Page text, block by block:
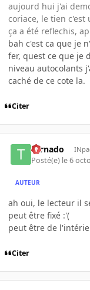
aujourd hui j'ai
coriace, le tien
ça a été reflechis,
bah c'est ca que je
fer, quest ce que je
niveau autocolants
caché de ce cote la.
Citer
tornado
Posté(e) le 6
AUTEUR
ah oui, le lecteur il
peut être fixé :'(
peut être de
Citer